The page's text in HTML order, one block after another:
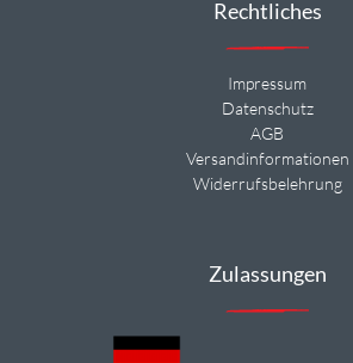
Rechtliches
Impressum
Datenschutz
AGB
Versandinformationen
Widerrufsbelehrung
Zulassungen